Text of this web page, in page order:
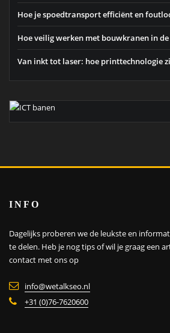
Hoe je spoedtransport efficiënt en
Hoe veilig werken met bouwkranen in
Van inkt tot laser: hoe printtechnologie
INFO
Dagelijks proberen we de leukste en
te delen. Heb je nog tips of wil je graag een
contact met ons op
info@wetalkseo.nl
+31 (0)76-7620600